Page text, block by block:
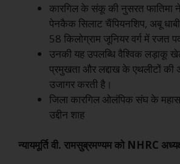
कारगिल के संकू की नुसरत फातिमा ने
पेनकैक सिलाट चैंपियनशिप, अबू
58 किलोग्राम जूनियर वर्ग में रजत
उनकी यह उपलब्धि वैश्विक लड़ाकू
प्रमुखता और लद्दाख के एथलीटों की
उजागर करती है।
जिला कारगिल ओलंपिक संघ के
उद्दीन शाह
न्यायमूर्ति वी. रामसुब्रमण्यम को NHRC